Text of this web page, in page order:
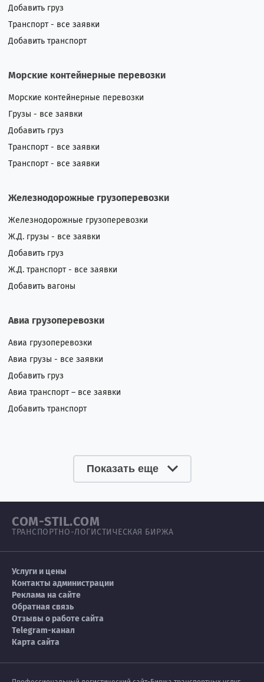
Добавить груз
Транспорт - все заявки
Добавить транспорт
Морские контейнерные перевозки
Морские контейнерные перевозки
Грузы - все заявки
Добавить груз
Транспорт - все заявки
Транспорт - все заявки
Железнодорожные грузоперевозки
Железнодорожные грузоперевозки
Ж.Д. грузы - все заявки
Добавить груз
Ж.Д. транспорт - все заявки
Добавить вагоны
Авиа грузоперевозки
Авиа грузоперевозки
Авиа грузы - все заявки
Добавить груз
Авиа транспорт – все заявки
Добавить транспорт
Показать еще
COM-STIL.COM
ТРАНСПОРТНО-ЛОГИСТИЧЕСКАЯ БИРЖА
Услуги и цены
Контакты администрации
Реклама на сайте
Обратная связь
Отзывы о работе сайта
Telegram-канал
Карта сайта